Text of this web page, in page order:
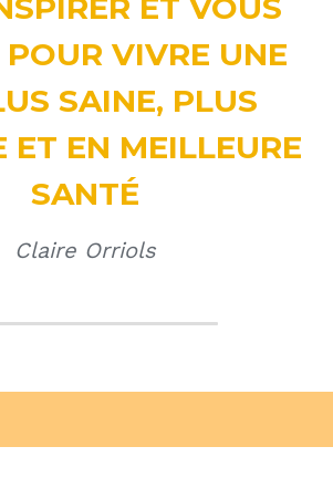
VIVRE UNE
SAINE, PLUS
ET EN MEILLEURE
SANTÉ
Claire Orriols